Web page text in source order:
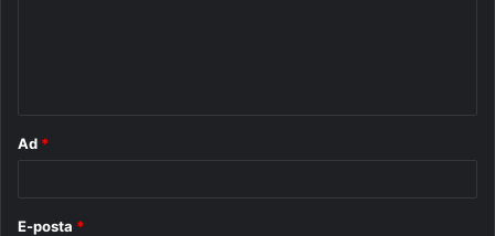
Ad *
E-posta *